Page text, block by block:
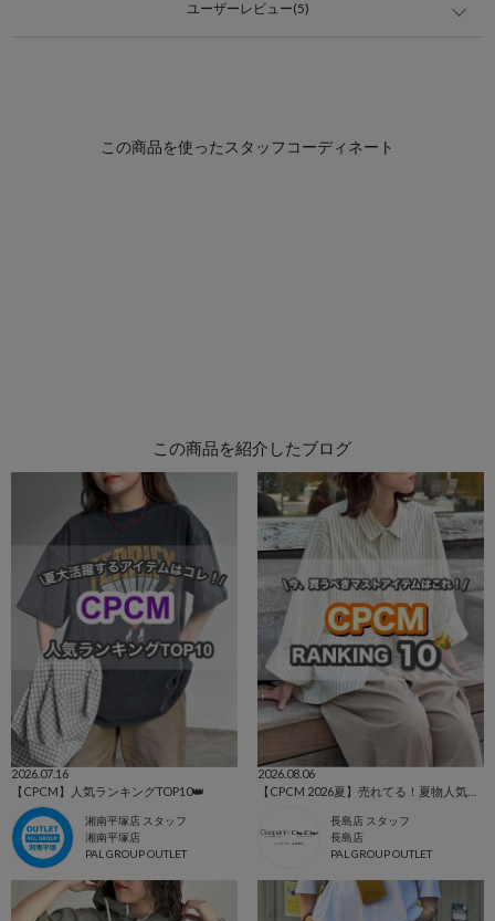
ユーザーレビュー(5)
この商品を紹介したブログ
2026.07.16
【CPCM】人気ランキングTOP10👑
湘南平塚店 スタッフ
湘南平塚店
PAL GROUP OUTLET
2026.08.06
【CPCM 2026夏】売れてる！夏物人気ランキングBEST10🌼
長島店 スタッフ
長島店
PAL GROUP OUTLET